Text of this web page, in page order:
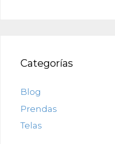
Categorías
Blog
Prendas
Telas